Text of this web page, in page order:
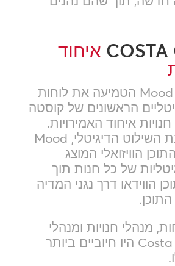
COSTA איחוד
Mood Media GCC הטמיעה את לוחות
הראשונים של קוסטה
איחוד האמירויות.
בנוסף להתקנת השילוט הדיגיטלי, Mood
הוויזואלי המוצג
של כל חנות תוך
הווידאו דרך נגני המדיה
מנהלי חנויות ומנהלי
מותג Costa Coffee היו חיוביים ביותר